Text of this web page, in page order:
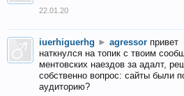
22.01.20
iuerhiguerhg ► agressor привет
наткнулся на топик с твоим
ментовских наездов за адалт,
собственно вопрос: сайты
аудиторию?